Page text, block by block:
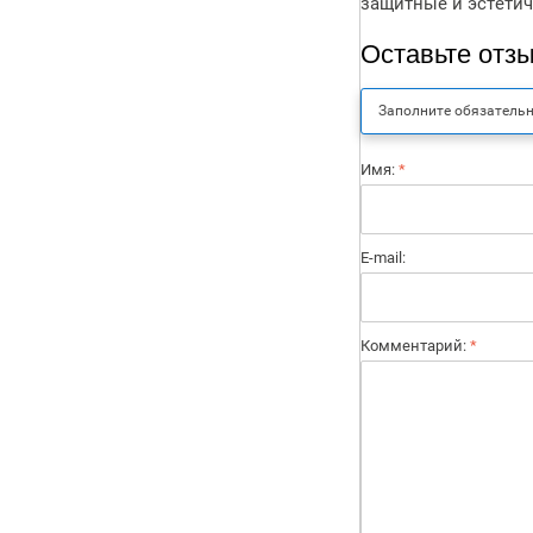
Оставьте
Заполните
Имя: *
E-mail:
Комментарий: *